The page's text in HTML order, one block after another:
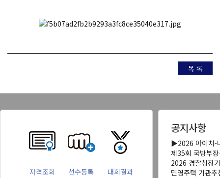
목 록
자격조회 선수등록 대회결과
공지사항
▶2026 아이치-
제35회 국방부
2026 경찰청장
민영주택 기관